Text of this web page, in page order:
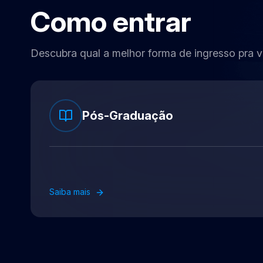
Como entrar
Descubra qual a melhor forma de ingresso pra
Pós-Graduação
Saiba mais